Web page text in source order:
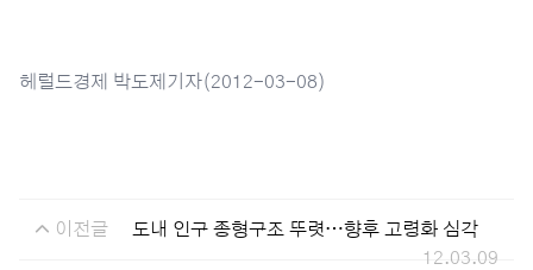
헤럴드경제 박도제기자(2012-03-08)
이전글
도내 인구 종형구조 뚜렷…향후 고령화 심각
12.03.09